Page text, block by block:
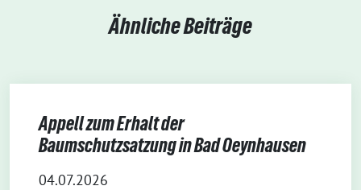
Ähnliche Beiträge
Appell zum Erhalt der
Baumschutzsatzung in Bad Oeynhausen
04.07.2026